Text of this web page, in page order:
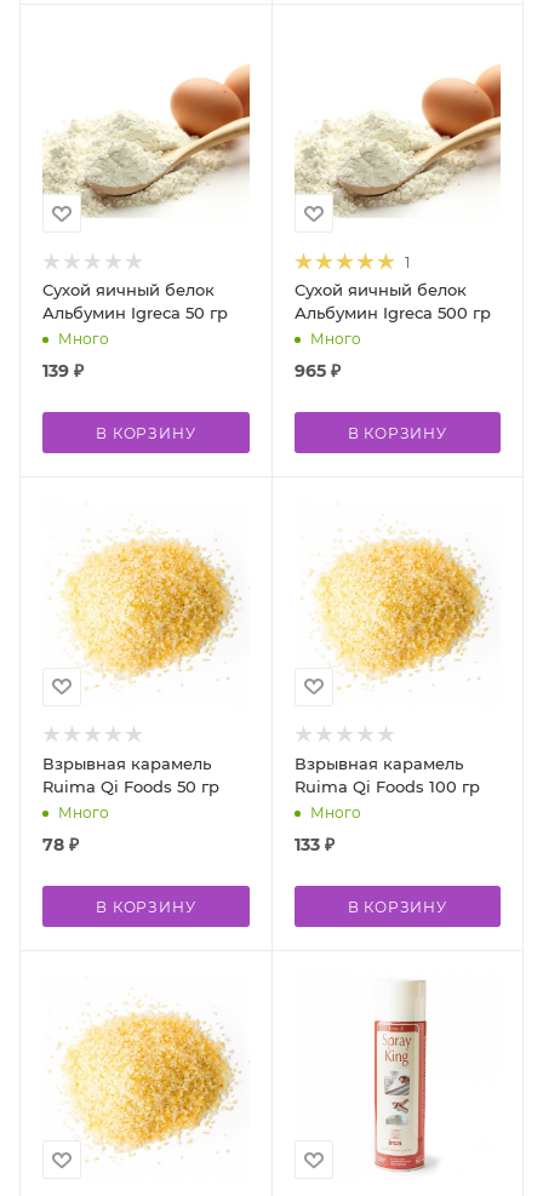
Сухой яичный белок
Альбумин Igreca 50 гр
Много
139 ₽
В КОРЗИНУ
1
Сухой яичный белок
Альбумин Igreca 500 гр
Много
965₽
В КОРЗИНУ
Взрывная карамель
Ruima Qi Foods 50 гр
Много
78 ₽
В КОРЗИНУ
Взрывная карамель
Ruima Qi Foods 100 гр
Много
133₽
В КОРЗИНУ